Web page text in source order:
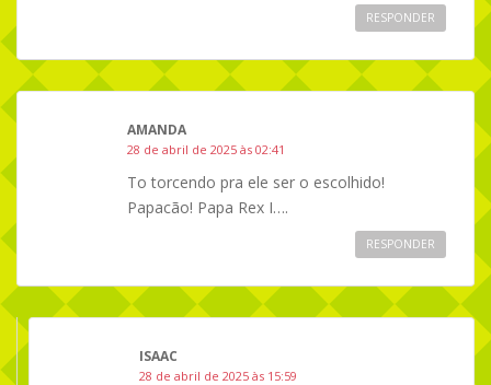
RESPONDER
AMANDA
28 de abril de 2025 às 02:41
To torcendo pra ele ser o escolhido!
Papacão! Papa Rex I….
RESPONDER
ISAAC
28 de abril de 2025 às 15:59